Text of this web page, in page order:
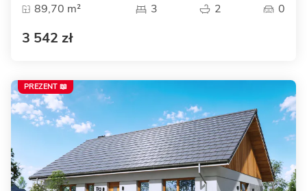
89,70 m²
3 2 0
3 542 zł
PREZENT 📖